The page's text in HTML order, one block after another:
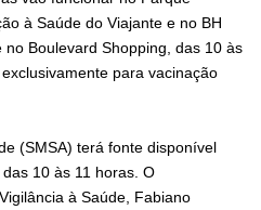
à Saúde do Viajante e no BH
Boulevard Shopping, das 10 às
para vacinação
(SMSA) terá fonte disponível
10 às 11 horas. O
à Saúde, Fabiano